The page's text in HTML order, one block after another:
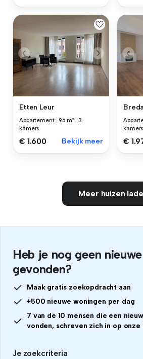
Etten Leur
Appartement |96 m²
3
kamers
€ 1.600 Bekijk meer
Breda
kamers
€
Meer huizen
Heb je nog geen
gevonden?
Maak gratis zoekopdracht aan
+500 nieuwe woningen per dag
7 van de 10 mensen die een
vonden, schreven zich in op
Je zoekcriteria